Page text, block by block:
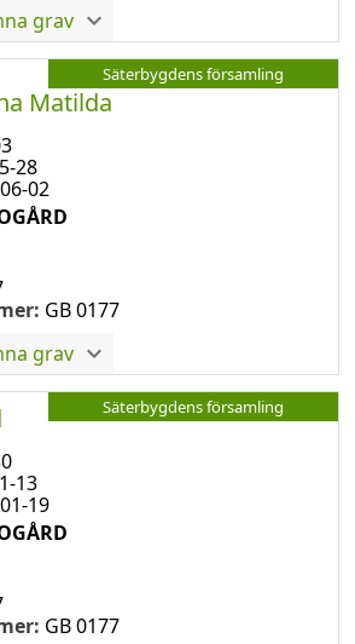
grav
Säterbygdens församling
Matilda
28
02
GB 0177
grav
Säterbygdens församling
13
19
GB 0177